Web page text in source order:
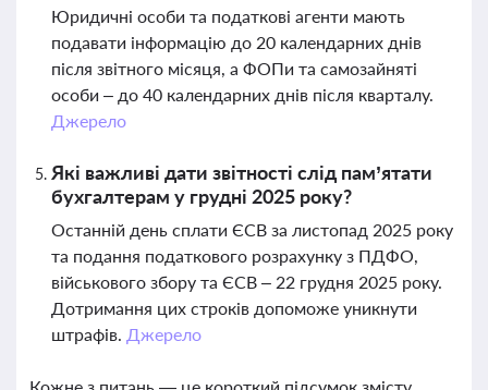
Юридичні особи та податкові агенти мають
подавати інформацію до 20 календарних днів
після звітного місяця, а ФОПи та самозайняті
особи – до 40 календарних днів після кварталу.
Джерело
Які важливі дати звітності слід пам’ятати
бухгалтерам у грудні 2025 року?
Останній день сплати ЄСВ за листопад 2025 року
та подання податкового розрахунку з ПДФО,
військового збору та ЄСВ – 22 грудня 2025 року.
Дотримання цих строків допоможе уникнути
штрафів. Джерело